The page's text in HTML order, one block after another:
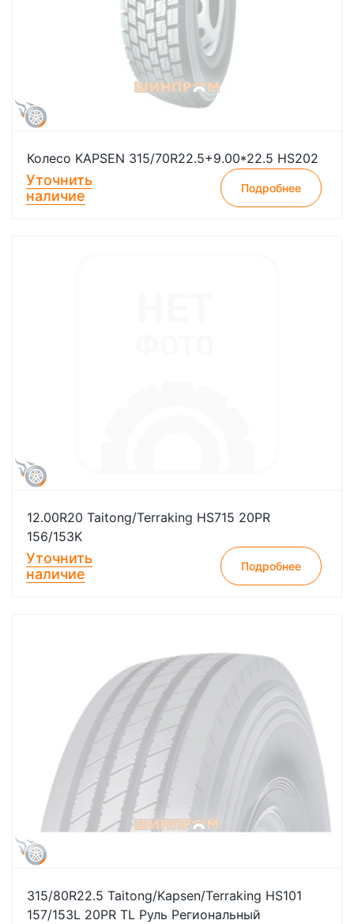
Колесо KAPSEN 315/70R22.5+9.00*22.5 HS202
Уточнить
наличие
Подробнее
12.00R20 Taitong/Terraking HS715 20PR
156/153K
Уточнить
наличие
Подробнее
315/80R22.5 Taitong/Kapsen/Terraking HS101
157/153L 20PR TL Руль Региональный